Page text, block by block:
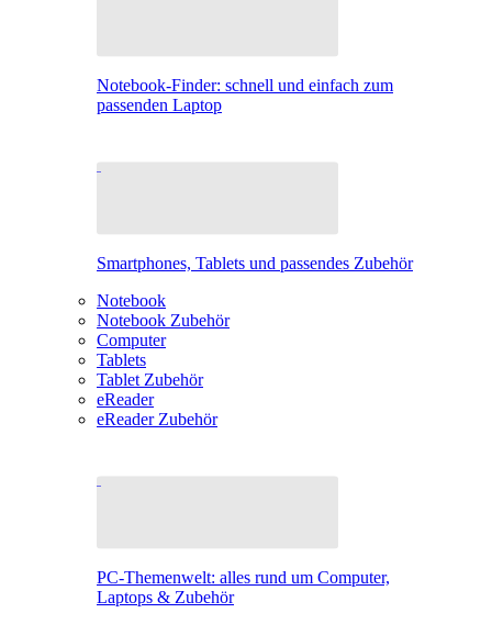
Notebook-Finder: schnell und einfach zum
passenden Laptop
Smartphones, Tablets und passendes Zubehör
Notebook
Notebook Zubehör
Computer
Tablets
Tablet Zubehör
eReader
eReader Zubehör
PC-Themenwelt: alles rund um Computer,
Laptops & Zubehör